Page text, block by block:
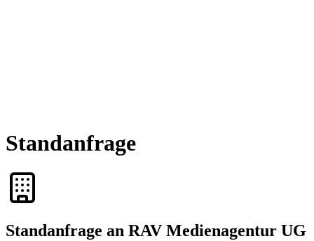
Standanfrage
Standanfrage an RAV Medienagentur UG